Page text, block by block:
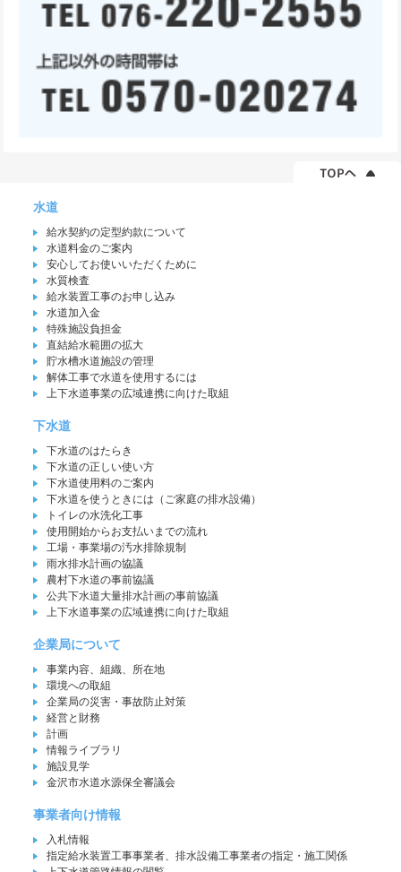
水道
給水契約の定型約款について
水道料金のご案内
安心してお使いいただくために
水質検査
給水装置工事のお申し込み
水道加入金
特殊施設負担金
直結給水範囲の拡大
貯水槽水道施設の管理
解体工事で水道を使用するには
上下水道事業の広域連携に向けた取組
下水道
下水道のはたらき
下水道の正しい使い方
下水道使用料のご案内
下水道を使うときには（ご家庭の排水設備）
トイレの水洗化工事
使用開始からお支払いまでの流れ
工場・事業場の汚水排除規制
雨水排水計画の協議
農村下水道の事前協議
公共下水道大量排水計画の事前協議
上下水道事業の広域連携に向けた取組
企業局について
事業内容、組織、所在地
環境への取組
企業局の災害・事故防止対策
経営と財務
計画
情報ライブラリ
施設見学
金沢市水道水源保全審議会
事業者向け情報
入札情報
指定給水装置工事事業者、排水設備工事業者の指定・施工関係